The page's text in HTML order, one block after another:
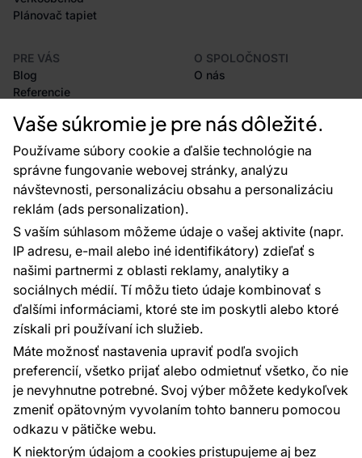
Vaše súkromie je pre nás dôležité.
Používame súbory cookie a ďalšie technológie na
správne fungovanie webovej stránky, analýzu
návštevnosti, personalizáciu obsahu a personalizáciu
reklám (ads personalization).
S vaším súhlasom môžeme údaje o vašej aktivite (napr.
IP adresu, e-mail alebo iné identifikátory) zdieľať s
našimi partnermi z oblasti reklamy, analytiky a
sociálnych médií. Tí môžu tieto údaje kombinovať s
ďalšími informáciami, ktoré ste im poskytli alebo ktoré
získali pri používaní ich služieb.
Máte možnosť nastavenia upraviť podľa svojich
preferencií, všetko prijať alebo odmietnuť všetko, čo nie
je nevyhnutne potrebné. Svoj výber môžete kedykoľvek
zmeniť opätovným vyvolaním tohto banneru pomocou
odkazu v pätičke webu.
K niektorým údajom a cookies pristupujeme aj bez
Plánovač tapiet
PRE VÁS
Blog
Referencie
Rady a tipy
Najčastejšie otázky
O SPOLOČNOSTI
O nás
Kontakty
Sme tu pre vás 24 hodín denne, 7 dní v
týždni
+420 777 004 021
info@vavex.cz
Vavex 1990 s.r.o., IČ: 26776251, DIČ: CZ26776251
Dělostřelecká 330, Příbram 261 01
Ďalšie kontakty
Platobné metódy:
Platby zaisťuje: